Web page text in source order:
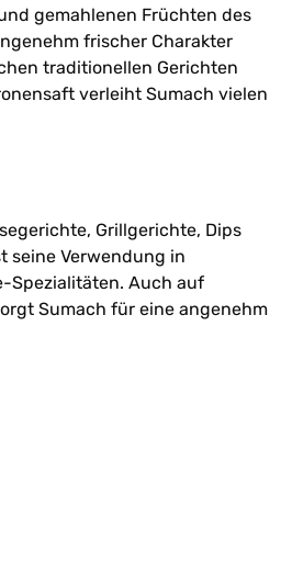
gemahlenen Früchten des
frischer Charakter
traditionellen Gerichten
verleiht Sumach vielen
Grillgerichte, Dips
seine Verwendung in
Spezialitäten. Auch auf
Sumach für eine angenehm